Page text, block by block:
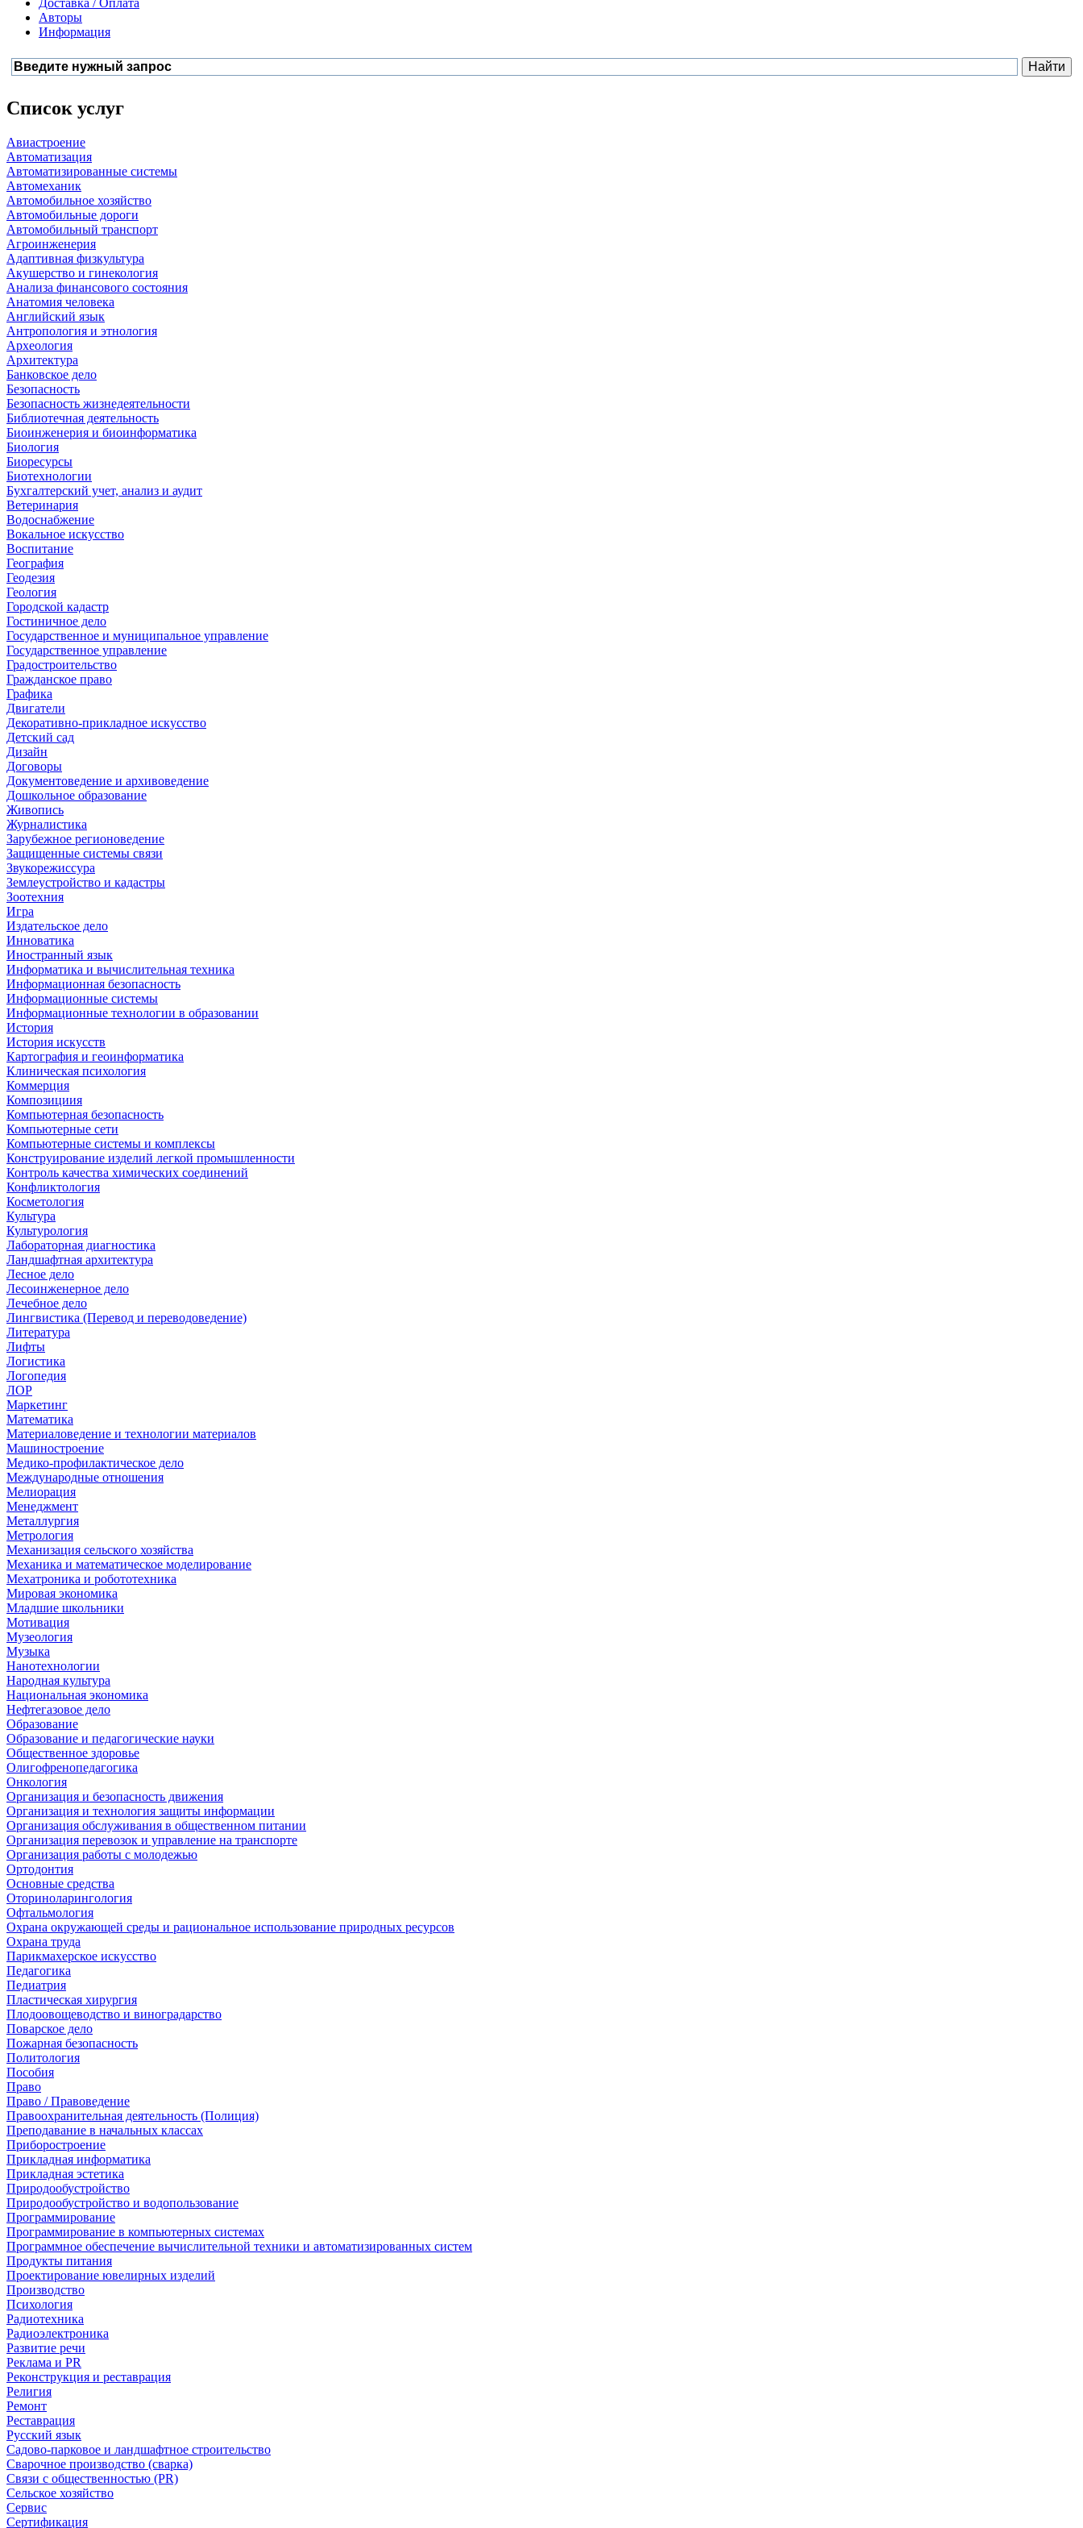
Доставка / Оплата
Авторы
Информация
Список услуг
Авиастроение
Автоматизация
Автоматизированные системы
Автомеханик
Автомобильное хозяйство
Автомобильные дороги
Автомобильный транспорт
Агроинженерия
Адаптивная физкультура
Акушерство и гинекология
Анализа финансового состояния
Анатомия человека
Английский язык
Антропология и этнология
Археология
Архитектура
Банковское дело
Безопасность
Безопасность жизнедеятельности
Библиотечная деятельность
Биоинженерия и биоинформатика
Биология
Биоресурсы
Биотехнологии
Бухгалтерский учет, анализ и аудит
Ветеринария
Водоснабжение
Вокальное искусство
Воспитание
География
Геодезия
Геология
Городской кадастр
Гостиничное дело
Государственное и муниципальное управление
Государственное управление
Градостроительство
Гражданское право
Графика
Двигатели
Декоративно-прикладное искусство
Детский сад
Дизайн
Договоры
Документоведение и архивоведение
Дошкольное образование
Живопись
Журналистика
Зарубежное регионоведение
Защищенные системы связи
Звукорежиссура
Землеустройство и кадастры
Зоотехния
Игра
Издательское дело
Инноватика
Иностранный язык
Информатика и вычислительная техника
Информационная безопасность
Информационные системы
Информационные технологии в образовании
История
История искусств
Картография и геоинформатика
Клиническая психология
Коммерция
Композициия
Компьютерная безопасность
Компьютерные сети
Компьютерные системы и комплексы
Конструирование изделий легкой промышленности
Контроль качества химических соединений
Конфликтология
Косметология
Культура
Культурология
Лабораторная диагностика
Ландшафтная архитектура
Лесное дело
Лесоинженерное дело
Лечебное дело
Лингвистика (Перевод и переводоведение)
Литература
Лифты
Логистика
Логопедия
ЛОР
Маркетинг
Математика
Материаловедение и технологии материалов
Машиностроение
Медико-профилактическое дело
Международные отношения
Мелиорация
Менеджмент
Металлургия
Метрология
Механизация сельского хозяйства
Механика и математическое моделирование
Мехатроника и робототехника
Мировая экономика
Младшие школьники
Мотивация
Музеология
Музыка
Нанотехнологии
Народная культура
Национальная экономика
Нефтегазовое дело
Образование
Образование и педагогические науки
Общественное здоровье
Олигофренопедагогика
Онкология
Организация и безопасность движения
Организация и технология защиты информации
Организация обслуживания в общественном питании
Организация перевозок и управление на транспорте
Организация работы с молодежью
Ортодонтия
Основные средства
Оториноларингология
Офтальмология
Охрана окружающей среды и рациональное использование природных ресурсов
Охрана труда
Парикмахерское искусство
Педагогика
Педиатрия
Пластическая хирургия
Плодоовощеводство и виноградарство
Поварское дело
Пожарная безопасность
Политология
Пособия
Право
Право / Правоведение
Правоохранительная деятельность (Полиция)
Преподавание в начальных классах
Приборостроение
Прикладная информатика
Прикладная эстетика
Природообустройство
Природообустройство и водопользование
Программирование
Программирование в компьютерных системах
Программное обеспечение вычислительной техники и автоматизированных систем
Продукты питания
Проектирование ювелирных изделий
Производство
Психология
Радиотехника
Радиоэлектроника
Развитие речи
Реклама и PR
Реконструкция и реставрация
Религия
Ремонт
Реставрация
Русский язык
Садово-парковое и ландшафтное строительство
Сварочное производство (сварка)
Связи с общественностью (PR)
Сельское хозяйство
Сервис
Сертификация